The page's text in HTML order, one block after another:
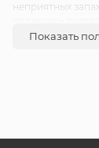
неприятных
Показать